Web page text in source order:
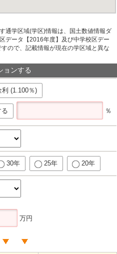
通学区域(学区)情報は、国土数値情報ダ
データ【2016年度】及び中学校区デー
ので、記載情報が現在の学区域と異な
ョンする
利 (1.100％)
％
30年 25年 20年
万円